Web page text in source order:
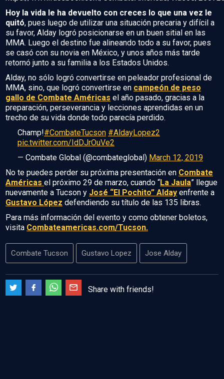
Hoy la vida le ha devuelto con creces lo que una vez le
quitó, pues luego de utilizar una situación precaria y difícil a
su favor, Alday logró posicionarse en un buen sitial en las
MMA. Luego el destino fue alineando todo a su favor, pues
se casó con su novia en México, y unos años más tarde
retornó junto a su familia a los Estados Unidos.
Alday, no sólo logró convertirse en peleador profesional de
MMA, sino, que logró convertirse en campeón de peso
gallo de Combate Américas el año pasado, gracias a la
preparación, perseverancia y lecciones aprendidas en un
trecho de su vida donde todo parecía perdido.
Champ!#CombateTucson #AldayLopez2
pic.twitter.com/IdDJrOuVe2
— Combate Global (@combateglobal) March 12, 2019
No te puedes perder su próxima presentación en Combate
Américas el próximo 29 de marzo, cuando “La Jaula” llegue
nuevamente a Tucson y José “El Pochito” Alday enfrente a
Gustavo López defendiendo su título de las 135 libras.
Para más información del evento y como obtener boletos,
visita Combateamericas.com/Tucson.
Combate Tucson Gustavo Lopez Jose Alday
Share with friends!